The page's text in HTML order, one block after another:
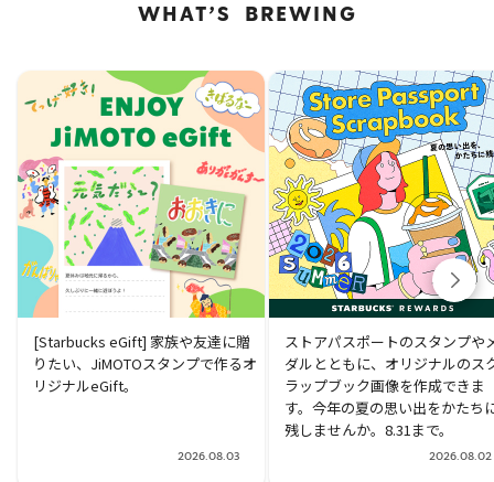
WHAT’S BREWING
[Starbucks eGift] 家族や友達に贈
りたい、JiMOTOスタンプで作るオ
リジナルeGift。
2026.08.03
ストアパスポートのスタンプや
ダルとともに、オリジナルのス
ラップブック画像を作成できま
す。今年の夏の思い出をかたち
残しませんか。8.31まで。
2026.08.02